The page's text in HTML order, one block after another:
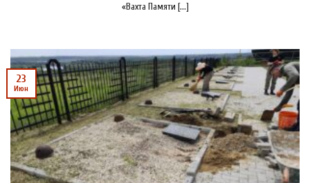
«Вахта Памяти [...]
23
Июн